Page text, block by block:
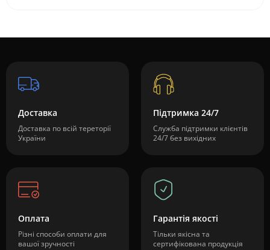
Доставка
Доставка по всій тереторії
України
Підтримка 24/7
Служба підтримки клієнтів
24/7 без вихідних
Оплата
Різні способи оплати для
вашої зручності
Гарантія якості
Тільки якісна та
сертифікована продукція